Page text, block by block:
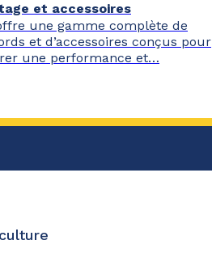
et accessoires
une gamme complète de
et d’accessoires conçus pour
une performance et…